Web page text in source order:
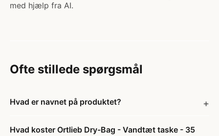
med hjælp fra AI.
Ofte stillede spørgsmål
Hvad er navnet på produktet?
Hvad koster Ortlieb Dry-Bag - Vandtæt taske - 35